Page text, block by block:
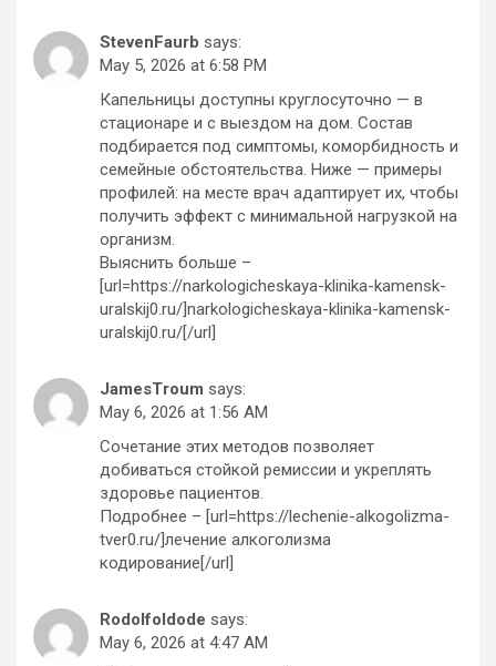
StevenFaurb says:
May 5, 2026 at 6:58 PM
Капельницы доступны круглосуточно — в
стационаре и с выездом на дом. Состав
подбирается под симптомы, коморбидность и
семейные обстоятельства. Ниже — примеры
профилей: на месте врач адаптирует их, чтобы
получить эффект с минимальной нагрузкой на
организм.
Выяснить больше –
[url=https://narkologicheskaya-klinika-kamensk-
uralskij0.ru/]narkologicheskaya-klinika-kamensk-
uralskij0.ru/[/url]
JamesTroum says:
May 6, 2026 at 1:56 AM
Сочетание этих методов позволяет
добиваться стойкой ремиссии и укреплять
здоровье пациентов.
Подробнее – [url=https://lechenie-alkogolizma-
tver0.ru/]лечение алкоголизма
кодирование[/url]
RodolfoIdode says:
May 6, 2026 at 4:47 AM